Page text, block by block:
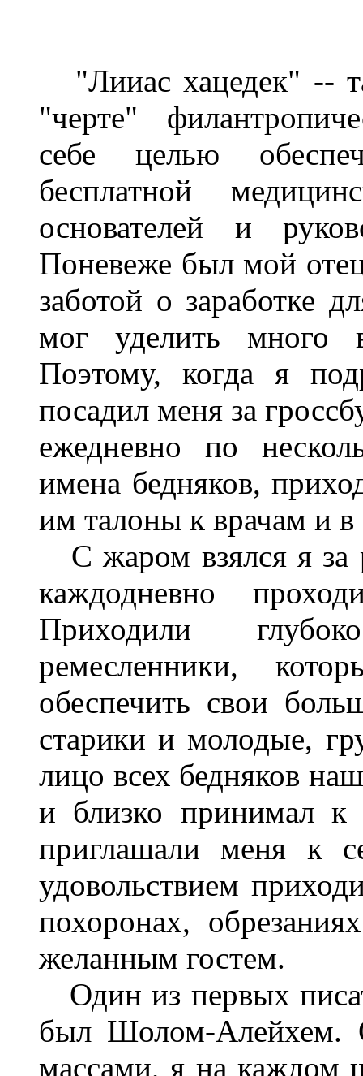
"Лииас хацедек" --
"черте"
себе целью
бесплатной
основателей и
Поневеже был мой
заботой о заработке
мог уделить много
Поэтому, когда я
посадил меня за
ежедневно по
имена бедняков,
им талоны к врачам и в
С жаром взялся я за
каждодневно
Приходили
ремесленники,
обеспечить свои
старики и молодые,
лицо всех бедняков
и близко принимал к
приглашали меня к
удовольствием
похоронах,
желанным гостем.
Один из первых
был Шолом-Алейхем.
массами, я на каждом